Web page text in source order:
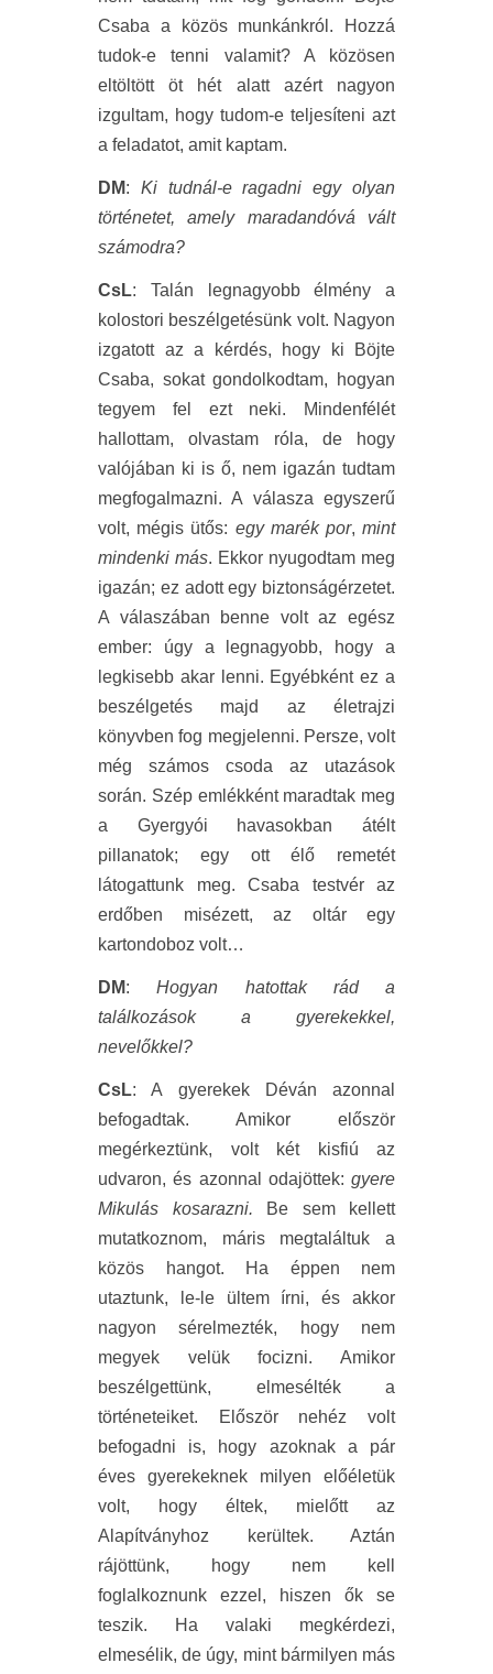
Csaba a közös munkánkról. Hozzá
tudok-e tenni valamit? A közösen
eltöltött öt hét alatt azért nagyon
izgultam, hogy tudom-e teljesíteni azt
a feladatot, amit kaptam.
DM: Ki tudnál-e ragadni egy olyan
történetet, amely maradandóvá vált
számodra?
CsL: Talán legnagyobb élmény a
kolostori beszélgetésünk volt. Nagyon
izgatott az a kérdés, hogy ki Böjte
Csaba, sokat gondolkodtam, hogyan
tegyem fel ezt neki. Mindenfélét
hallottam, olvastam róla, de hogy
valójában ki is ő, nem igazán tudtam
megfogalmazni. A válasza egyszerű
volt, mégis ütős: egy marék por,mint
mindenki más. Ekkor nyugodtam meg
igazán; ez adott egy biztonságérzetet.
A válaszában benne volt az egész
ember: úgy a legnagyobb, hogy a
legkisebb akar lenni. Egyébként ez a
beszélgetés majd az életrajzi
könyvben fog megjelenni. Persze, volt
még számos csoda az utazások
során. Szép emlékként maradtak meg
a Gyergyói havasokban átélt
pillanatok; egy ott élő remetét
látogattunk meg. Csaba testvér az
erdőben misézett, az oltár egy
kartondoboz volt…
DM:Hogyan hatottak rád a
találkozások a gyerekekkel,
nevelőkkel?
CsL: A gyerekek Déván azonnal
befogadtak. Amikor először
megérkeztünk, volt két kisfiú az
udvaron, és azonnal odajöttek: gyere
Mikulás kosarazni.
Be sem kellett
mutatkoznom, máris megtaláltuk a
közös hangot. Ha éppen nem
utaztunk, le-le ültem írni, és akkor
nagyon sérelmezték, hogy nem
megyek velük focizni. Amikor
beszélgettünk, elmesélték a
történeteiket. Először nehéz volt
befogadni is, hogy azoknak a pár
éves gyerekeknek milyen előéletük
volt, hogy éltek, mielőtt az
Alapítványhoz kerültek. Aztán
rájöttünk, hogy nem kell
foglalkoznunk ezzel, hiszen ők se
teszik. Ha valaki megkérdezi,
elmesélik, de úgy, mint bármilyen más